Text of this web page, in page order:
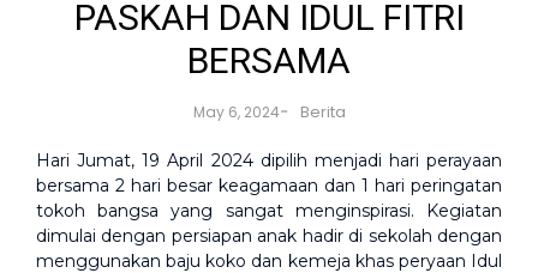
PASKAH DAN IDUL FITRI
BERSAMA
May 6, 2024- Berita
Hari Jumat, 19 April 2024 dipilih menjadi hari perayaan
bersama 2 hari besar keagamaan dan 1 hari peringatan
tokoh bangsa yang sangat menginspirasi. Kegiatan
dimulai dengan persiapan anak hadir di sekolah dengan
menggunakan baju koko dan kemeja khas peryaan Idul